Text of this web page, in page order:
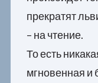
прекратят
– на чтение.
То есть
мгновенная и